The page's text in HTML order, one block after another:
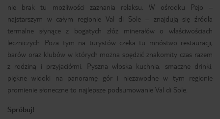
nie brak tu możliwości zaznania relaksu. W ośrodku Pejo –
najstarszym w całym regionie Val di Sole – znajdują się źródła
termalne słynące z bogatych złóż minerałów o właściwościach
leczniczych. Poza tym na turystów czeka tu mnóstwo restauracji,
barów oraz klubów w których można spędzić znakomity czas razem
z rodziną i przyjaciółmi. Pyszna włoska kuchnia, smaczne drinki,
piękne widoki na panoramę gór i niezawodne w tym regionie
promienie słoneczne to najlepsze podsumowanie Val di Sole.
Spróbuj!